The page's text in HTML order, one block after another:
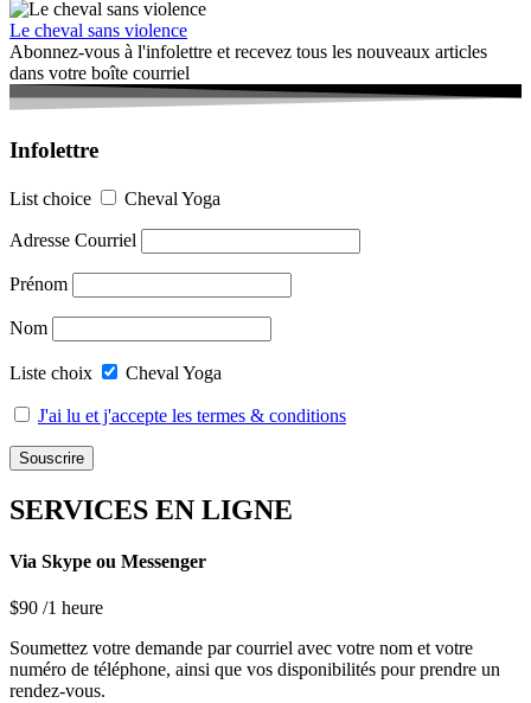
Le cheval sans violence
Abonnez-vous à l'infolettre et recevez tous les nouveaux articles
dans votre boîte courriel
Infolettre
List choice Cheval Yoga
Adresse Courriel
Prénom
Nom
Liste choix Cheval Yoga
J'ai lu et j'accepte les termes & conditions
SERVICES EN LIGNE
Via Skype ou Messenger
$90 /1 heure
Soumettez votre demande par courriel avec votre nom et votre
numéro de téléphone, ainsi que vos disponibilités pour prendre un
rendez-vous.